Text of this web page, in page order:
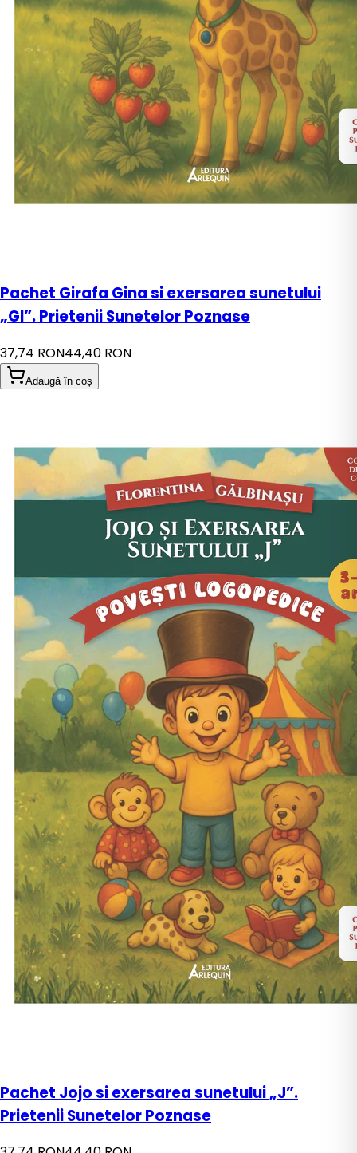
Pachet Girafa Gina si exersarea sunetului
„GI”. Prietenii Sunetelor Poznase
37,74 RON44,40 RON
Adaugă în coș
Pachet Jojo si exersarea sunetului „J”.
Prietenii Sunetelor Poznase